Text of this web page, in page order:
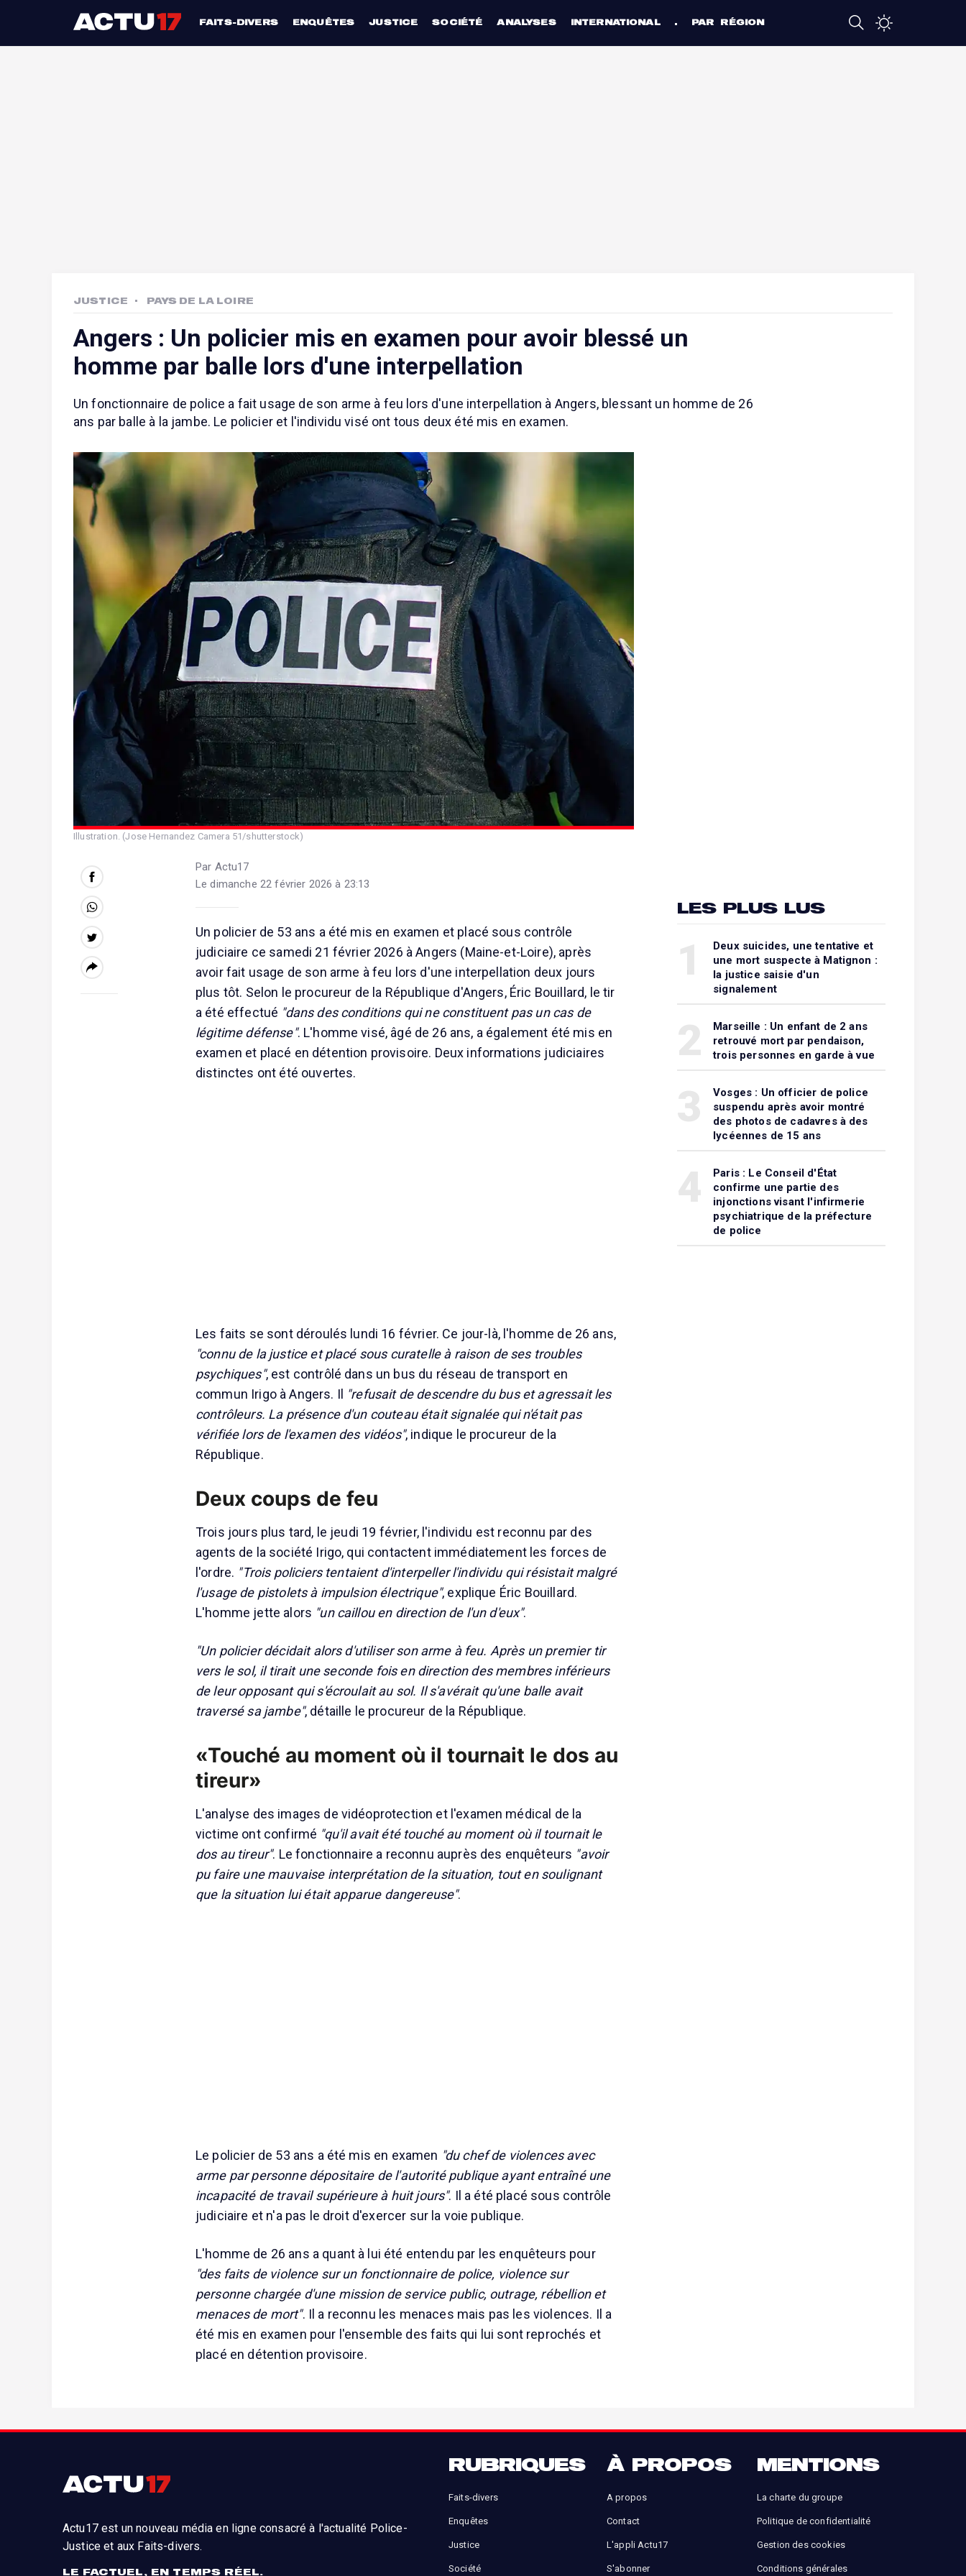
FAITS-DIVERS ENQUÊTES JUSTICE SOCIÉTÉ ANALYSES INTERNATIONAL PAR RÉGION
JUSTICE PAYS DE LA LOIRE
Angers : Un policier mis en examen pour avoir blessé un
homme par balle lors d'une interpellation
Un fonctionnaire de police a fait usage de son arme à feu lors d'une interpellation à Angers, blessant un homme de 26
ans par balle à la jambe. Le policier et l'individu visé ont tous deux été mis en examen.
Illustration. (Jose Hernandez Camera 51/shutterstock)
Par Actu17
Le dimanche 22 février 2026 à 23:13
Un policier de 53 ans a été mis en examen et placé sous contrôle
judiciaire ce samedi 21 février 2026 à Angers (Maine-et-Loire), après
avoir fait usage de son arme à feu lors d'une interpellation deux jours
plus tôt. Selon le procureur de la République d'Angers, Éric Bouillard, le tir
a été effectué "dans des conditions qui ne constituent pas un cas de
légitime défense". L'homme visé, âgé de 26 ans, a également été mis en
examen et placé en détention provisoire. Deux informations judiciaires
distinctes ont été ouvertes.
Les faits se sont déroulés lundi 16 février. Ce jour-là, l'homme de 26 ans,
"connu de la justice et placé sous curatelle à raison de ses troubles
psychiques", est contrôlé dans un bus du réseau de transport en
commun Irigo à Angers. Il "refusait de descendre du bus et agressait les
contrôleurs. La présence d'un couteau était signalée qui n'était pas
vérifiée lors de l'examen des vidéos", indique le procureur de la
République.
Deux coups de feu
Trois jours plus tard, le jeudi 19 février, l'individu est reconnu par des
agents de la société Irigo, qui contactent immédiatement les forces de
l'ordre. "Trois policiers tentaient d'interpeller l'individu qui résistait malgré
l'usage de pistolets à impulsion électrique", explique Éric Bouillard.
L'homme jette alors "un caillou en direction de l'un d'eux".
"Un policier décidait alors d'utiliser son arme à feu. Après un premier tir
vers le sol, il tirait une seconde fois en direction des membres inférieurs
de leur opposant qui s'écroulait au sol. Il s'avérait qu'une balle avait
traversé sa jambe", détaille le procureur de la République.
«Touché au moment où il tournait le dos au
tireur»
L'analyse des images de vidéoprotection et l'examen médical de la
victime ont confirmé "qu'il avait été touché au moment où il tournait le
dos au tireur". Le fonctionnaire a reconnu auprès des enquêteurs "avoir
pu faire une mauvaise interprétation de la situation, tout en soulignant
que la situation lui était apparue dangereuse".
Le policier de 53 ans a été mis en examen "du chef de violences avec
arme par personne dépositaire de l'autorité publique ayant entraîné une
incapacité de travail supérieure à huit jours". Il a été placé sous contrôle
judiciaire et n'a pas le droit d'exercer sur la voie publique.
L'homme de 26 ans a quant à lui été entendu par les enquêteurs pour
"des faits de violence sur un fonctionnaire de police, violence sur
personne chargée d'une mission de service public, outrage, rébellion et
menaces de mort". Il a reconnu les menaces mais pas les violences. Il a
été mis en examen pour l'ensemble des faits qui lui sont reprochés et
placé en détention provisoire.
LES PLUS LUS
Deux suicides, une tentative et
une mort suspecte à Matignon :
la justice saisie d'un
signalement
Marseille : Un enfant de 2 ans
retrouvé mort par pendaison,
trois personnes en garde à vue
Vosges : Un officier de police
suspendu après avoir montré
des photos de cadavres à des
lycéennes de 15 ans
Paris : Le Conseil d'État
confirme une partie des
injonctions visant l'infirmerie
psychiatrique de la préfecture
de police
Actu17 est un nouveau média en ligne consacré à l'actualité Police-
Justice et aux Faits-divers.
LE FACTUEL, EN TEMPS RÉEL.
RUBRIQUES
Faits-divers
Enquêtes
Justice
Société
À PROPOS
A propos
Contact
L'appli Actu17
S'abonner
MENTIONS
La charte du groupe
Politique de confidentialité
Gestion des cookies
Conditions générales